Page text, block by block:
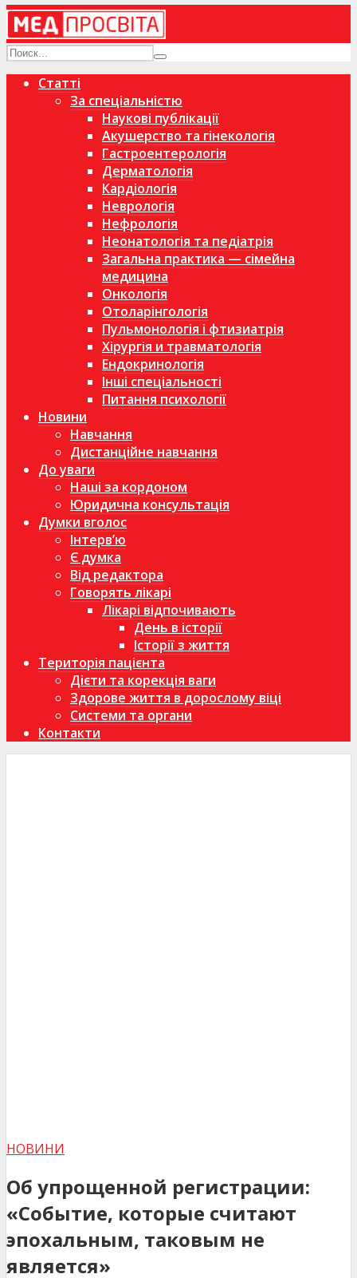
Статті
За спеціальністю
Наукові публікації
Акушерство та гінекологія
Гастроентерологія
Дерматологія
Кардіологія
Неврологія
Нефрологія
Неонатологія та педіатрія
Загальна практика — сімейна
медицина
Онкологія
Отоларінгологія
Пульмонологія і фтизиатрія
Хірургія и травматологія
Ендокринологія
Інші спеціальності
Питання психології
Новини
Навчання
Дистанційне навчання
До уваги
Наші за кордоном
Юридична консультація
Думки вголос
Інтерв’ю
Є думка
Від редактора
Говорять лікарі
Лікарі відпочивають
День в історії
Історії з життя
Територія пацієнта
Дієти та корекція ваги
Здорове життя в дорослому віці
Системи та органи
Контакти
НОВИНИ
Об упрощенной регистрации:
«Событие, которые считают
эпохальным, таковым не
является»